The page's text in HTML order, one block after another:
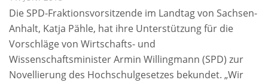
Die SPD-Fraktionsvorsitzende im Landtag von Sachsen-
Anhalt, Katja Pähle, hat ihre Unterstützung für die
Vorschläge von Wirtschafts- und
Wissenschaftsminister Armin Willingmann (SPD) zur
Novellierung des Hochschulgesetzes bekundet. „Wir